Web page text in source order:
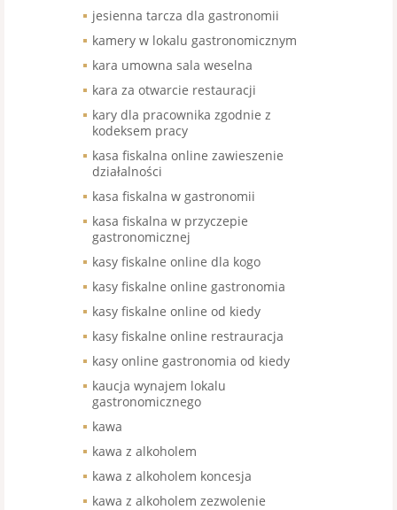
jesienna tarcza dla gastronomii
kamery w lokalu gastronomicznym
kara umowna sala weselna
kara za otwarcie restauracji
kary dla pracownika zgodnie z
kodeksem pracy
kasa fiskalna online zawieszenie
działalności
kasa fiskalna w gastronomii
kasa fiskalna w przyczepie
gastronomicznej
kasy fiskalne online dla kogo
kasy fiskalne online gastronomia
kasy fiskalne online od kiedy
kasy fiskalne online restrauracja
kasy online gastronomia od kiedy
kaucja wynajem lokalu
gastronomicznego
kawa
kawa z alkoholem
kawa z alkoholem koncesja
kawa z alkoholem zezwolenie